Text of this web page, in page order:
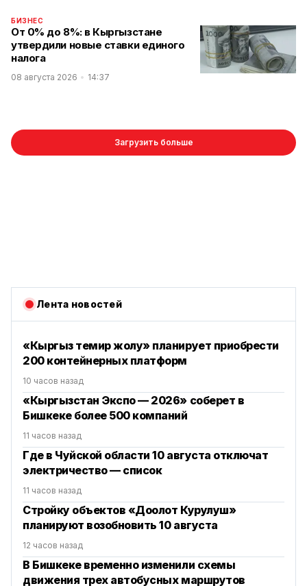
БИЗНЕС
От 0% до 8%: в Кыргызстане
утвердили новые ставки единого
налога
08 августа 2026 14:37
Загрузить больше
Лента новостей
«Кыргыз темир жолу» планирует приобрести
200 контейнерных платформ
10 часов назад
«Кыргызстан Экспо — 2026» соберет в
Бишкеке более 500 компаний
11 часов назад
Где в Чуйской области 10 августа отключат
электричество — список
11 часов назад
Стройку объектов «Доолот Курулуш»
планируют возобновить 10 августа
12 часов назад
В Бишкеке временно изменили схемы
движения трех автобусных маршрутов